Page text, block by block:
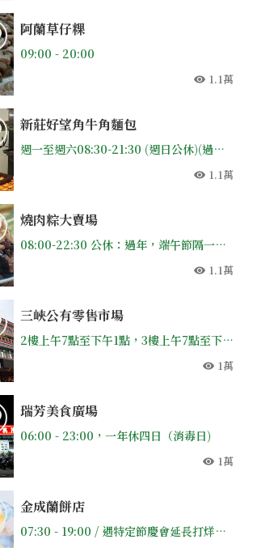
阿蘭草仔粿
09:00 - 20:00
人氣
1.1萬
新莊好望角牛角麵包
週一至週六08:30-21:30 (週日公休)(過年初一~五休)
人氣
1.1萬
燒肉粽大賣場
08:00-22:30 公休：過年，端午節隔一天，中秋節
人氣
1.1萬
三峽公有零售市場
2樓上午7點至下午1點，3樓上午7點至下午4點，每週一休市
人氣
1萬
瑞芳美食廣場
06:00 - 23:00，一年休四日（消毒日)
人氣
1萬
金成蘭餅店
07:30 - 19:00 / 遇特定節慶會延長打烊時間